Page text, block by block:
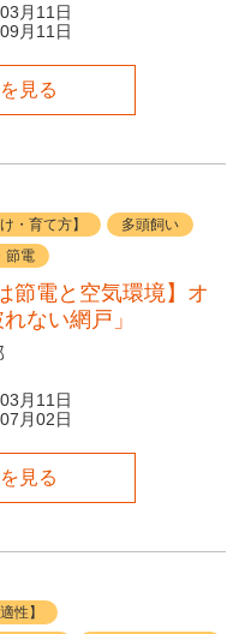
月11日
月11日
見る
・育て方】
多頭飼い
節電
節電と空気環境】オ
ない網戸」
月11日
月02日
見る
性】